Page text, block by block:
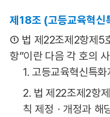
제18조 (고등교육혁신
① 법 제22조제2항제5
항”이란 다음 각 호의
1. 고등교육혁신특
2. 법 제22조제2항
칙 제정ㆍ개정과 해